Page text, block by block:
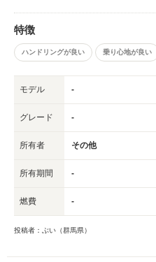
特徴
ハンドリングが良い 乗り心地が良い
モデル -
グレード -
所有者 その他
所有期間 -
燃費 -
投稿者：ぶい（群馬県）